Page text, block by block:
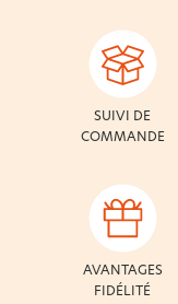
SUIVI DE
COMMANDE
AVANTAGES
FIDÉLITÉ